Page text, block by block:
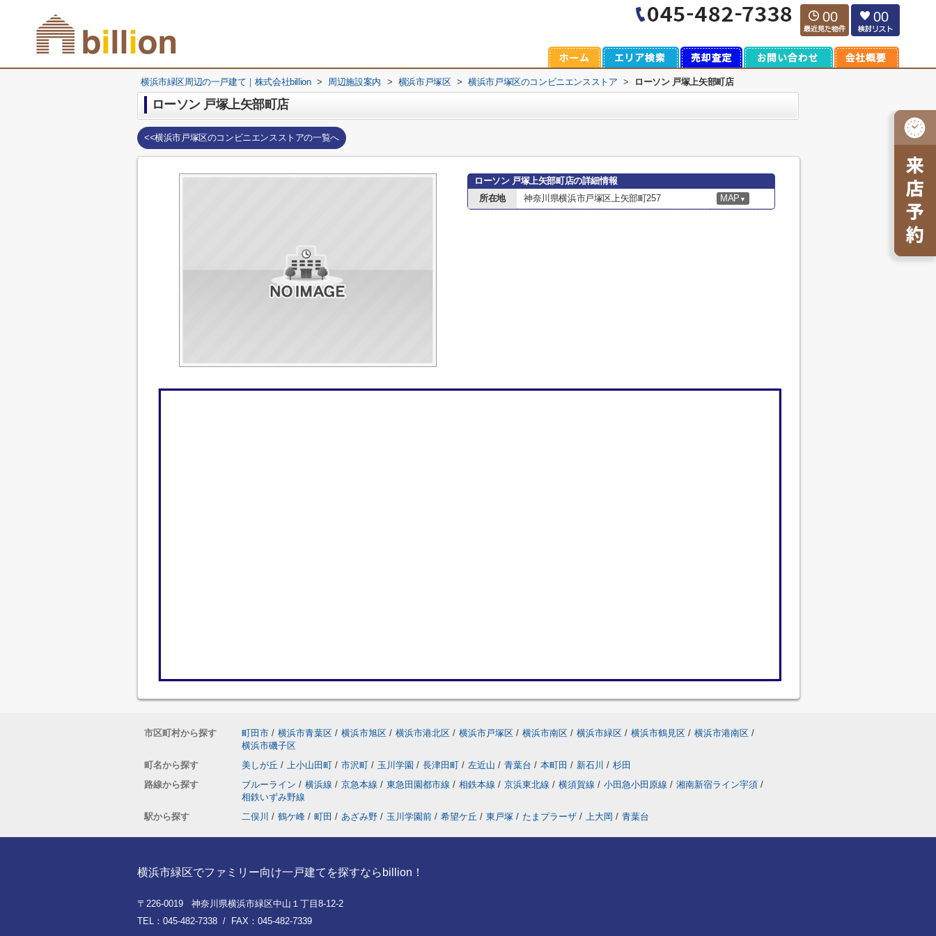
00 00
横浜市緑区周辺の一戸建て｜株式会社billion > 周辺施設案内 > 横浜市戸塚区 > 横浜市戸塚区のコンビニエンスストア > ローソン 戸塚上矢部町店
ローソン 戸塚上矢部町店
<<横浜市戸塚区のコンビニエンスストアの一覧へ
ローソン 戸塚上矢部町店の詳細情報
所在地
神奈川県横浜市戸塚区上矢部町257 MAP ▼
市区町村から探す 町田市 / 横浜市青葉区 / 横浜市旭区 / 横浜市港北区 / 横浜市戸塚区 / 横浜市南区 / 横浜市緑区 / 横浜市鶴見区 / 横浜市港南区 /
横浜市磯子区
町名から探す
美しが丘 / 上小山田町 / 市沢町 / 玉川学園 / 長津田町 / 左近山 / 青葉台 / 本町田 / 新石川 / 杉田
路線から探す
ブルーライン / 横浜線 / 京急本線 / 東急田園都市線 / 相鉄本線 / 京浜東北線 / 横須賀線 / 小田急小田原線 / 湘南新宿ライン宇須 /
相鉄いずみ野線
駅から探す
二俣川 / 鶴ケ峰 / 町田 / あざみ野 / 玉川学園前 / 希望ケ丘 / 東戸塚 / たまプラーザ / 上大岡 / 青葉台
横浜市緑区でファミリー向け一戸建てを探すならbillion！
〒226-0019 神奈川県横浜市緑区中山１丁目8-12-2
TEL：045-482-7338 / FAX：045-482-7339